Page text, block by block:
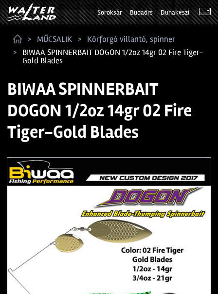
Soroksár Budaörs Dunakeszi
MŰCSALIK
Körforgó villantó, spinner
BIWAA SPINNERBAIT DOGON 1/2oz 14gr 02 Fire Tiger-
Gold Blades
BIWAA SPINNERBAIT
DOGON 1/2oz 14gr 02 Fire
Tiger-Gold Blades